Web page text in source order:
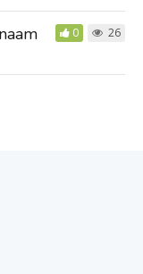
0 26